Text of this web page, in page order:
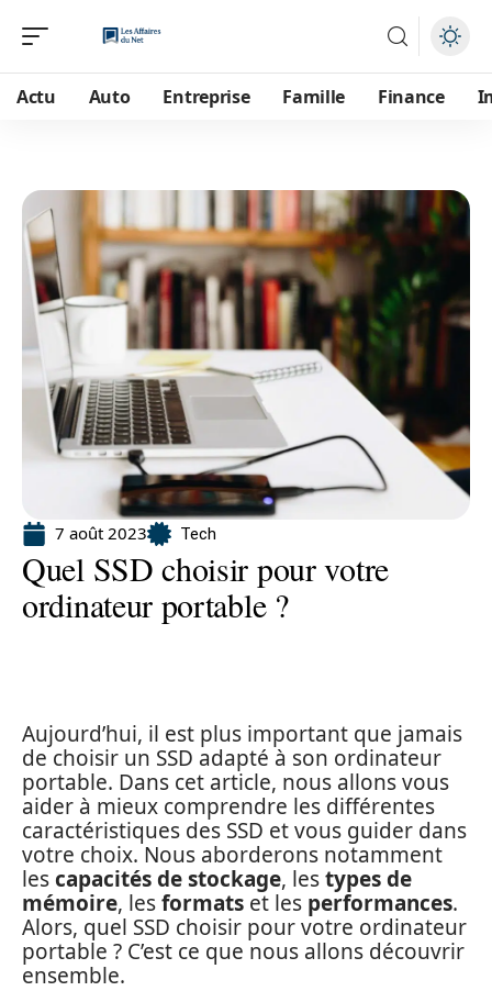
Actu Auto Entreprise Famille Finance
7 août 2023 Tech
Quel SSD choisir pour votre
ordinateur portable ?
Aujourd’hui, il est plus important que jamais
de choisir un SSD adapté à son ordinateur
portable. Dans cet article, nous allons vous
aider à mieux comprendre les différentes
caractéristiques des SSD et vous guider dans
votre choix. Nous aborderons notamment
lescapacités de stockage, lestypes de
mémoire, lesformats et les performances.
Alors, quel SSD choisir pour votre ordinateur
portable ? C’est ce que nous allons découvrir
ensemble.